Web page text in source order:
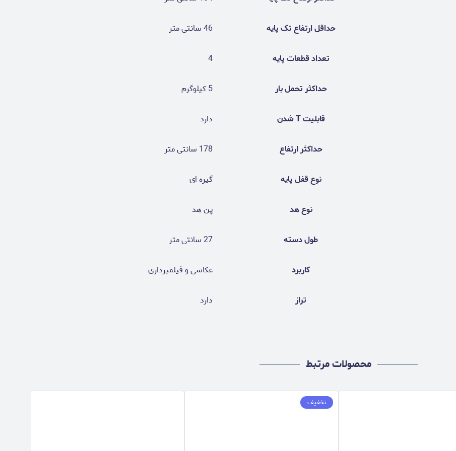
حداقل ارتفاع تک پایه 46 سانتی متر
تعداد قطعات پایه 4
حداکثر تحمل بار 5 کیلوگرم
قابلیت T شدن دارد
حداکثر ارتفاع 178 سانتی متر
نوع قفل پایه گیره ای
نوع هد پن هد
طول دسته 27 سانتی متر
کاربرد عکاسی و فیلمبرداری
تراز دارد
محصولات مرتبط
تخفیف